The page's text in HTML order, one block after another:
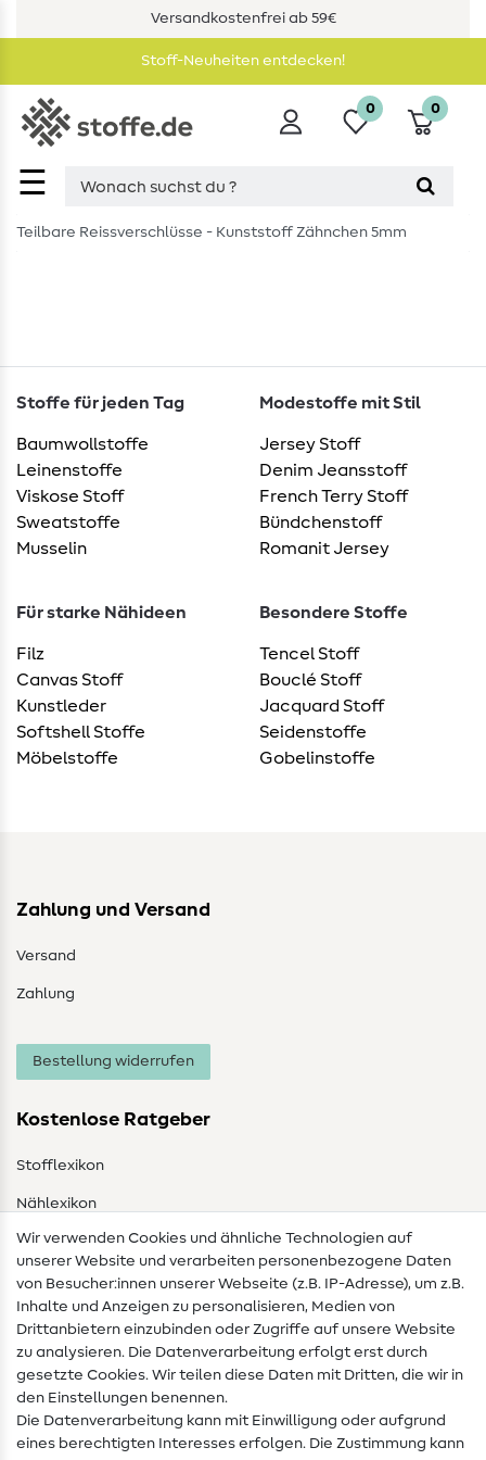
Versandkostenfrei ab 59€
Stoff-Neuheiten entdecken!
☰
0 0
Teilbare Reissverschlüsse - Kunststoff Zähnchen 5mm
Stoffe für jeden Tag
Baumwollstoffe
Leinenstoffe
Viskose Stoff
Sweatstoffe
Musselin
Modestoffe mit Stil
Jersey Stoff
Denim Jeansstoff
French Terry Stoff
Bündchenstoff
Romanit Jersey
Für starke Nähideen
Filz
Canvas Stoff
Kunstleder
Softshell Stoffe
Möbelstoffe
Besondere Stoffe
Tencel Stoff
Bouclé Stoff
Jacquard Stoff
Seidenstoffe
Gobelinstoffe
Zahlung und Versand
Versand
Zahlung
Bestellung widerrufen
Kostenlose Ratgeber
Stofflexikon
Nählexikon
Nähanleitungen
Hilfe & Kontakt
Kontakt
Infos zum Betreiberwechsel
Widerrufsrecht
Wir verwenden Cookies und ähnliche Technologien auf
unserer Website und verarbeiten personenbezogene Daten
von Besucher:innen unserer Webseite (z.B. IP-Adresse), um z.B.
Inhalte und Anzeigen zu personalisieren, Medien von
Drittanbietern einzubinden oder Zugriffe auf unsere Website
zu analysieren. Die Datenverarbeitung erfolgt erst durch
gesetzte Cookies. Wir teilen diese Daten mit Dritten, die wir in
den Einstellungen benennen.
Die Datenverarbeitung kann mit Einwilligung oder aufgrund
eines berechtigten Interesses erfolgen. Die Zustimmung kann